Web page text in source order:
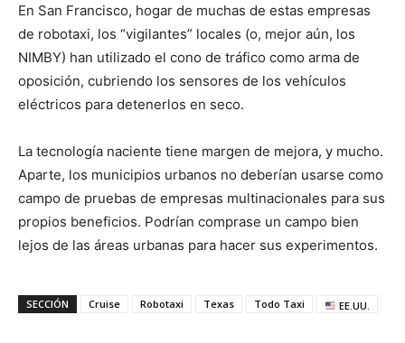
En San Francisco, hogar de muchas de estas empresas
de robotaxi, los “vigilantes” locales (o, mejor aún, los
NIMBY) han utilizado el cono de tráfico como arma de
oposición, cubriendo los sensores de los vehículos
eléctricos para detenerlos en seco.
La tecnología naciente tiene margen de mejora, y mucho.
Aparte, los municipios urbanos no deberían usarse como
campo de pruebas de empresas multinacionales para sus
propios beneficios. Podrían comprase un campo bien
lejos de las áreas urbanas para hacer sus experimentos.
SECCIÓN Cruise Robotaxi Texas Todo Taxi EE.UU.